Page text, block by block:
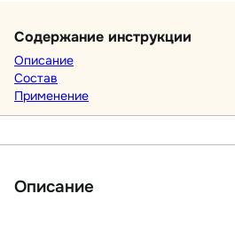
Содержание инструкции
Описание
Состав
Применение
Описание